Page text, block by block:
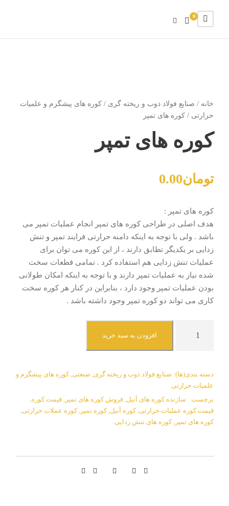
0
خانه / صنایع فولاد ذوب و ریخته گری / کوره های پیشگرم و علمیات
حرارتی / کوره های تمپر
کوره های تمپر
تومان0.00
کوره های تمپر :
هدف اصلی در طراحی کوره های تمپر انجام عملیات تمپر می
باشد . ولی با توجه به اینکه دامنه حرارتی فرایند تمپر و تنش
زدایی بر یکدیگر تطابق دارند ، از این کوره می توان برای
عملیات تنش زدایی هم استفاده کرد . تمامی قطعات سخت
شده نیاز به عملیات تمپر دارند و با توجه به اینکه امکان طولانی
بودن عملیات تمپر وجود دارد ، بنابراین در کنار هر کوره سخت
کاری می تواند دو کوره تمپر وجود داشته باشد .
ه
ا
ی
ت
افزودن به سبد خرید
دسته بندی(ها): صنایع فولاد ذوب و ریخته گری, صنعتی,کوره های پیشگرم و
علمیات حرارتی
برچسب : سازنده کوره های آنیل, فروش کوره های تمپر , قیمت کوره,
قیمت کوره عملیات حرارتی,کوره آنیل,کوره تمپر ,کوره عملات حرارتی,
کوره های تمپر ,کوره های تنش زدایی